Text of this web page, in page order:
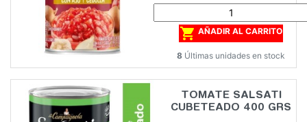
 AÑADIR AL CARRITO
8 Últimas unidades en stock
TOMATE SALSATI
CUBETEADO 400 GRS